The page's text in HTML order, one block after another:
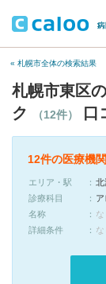
« 札幌市全体の検索結果
札幌市東区
ク
（12件） 口
12件の医療機
エリア・駅
北
診療科目
名称
な
詳細条件